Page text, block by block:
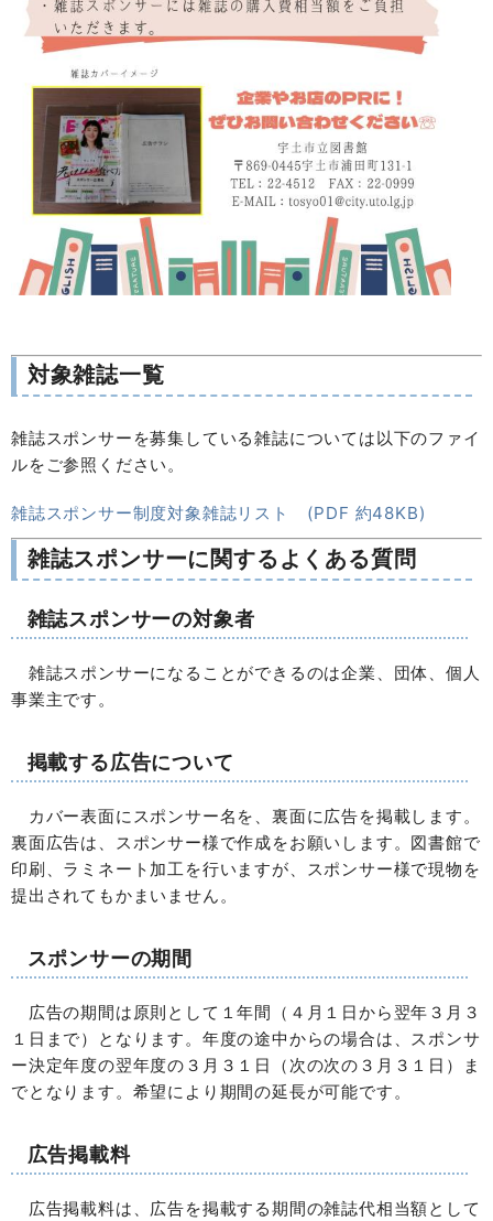
対象雑誌一覧
雑誌スポンサーを募集している雑誌については以下のファイ
ルをご参照ください。
雑誌スポンサー制度対象雑誌リスト (PDF 約48KB)
雑誌スポンサーに関するよくある質問
雑誌スポンサーの対象者
雑誌スポンサーになることができるのは企業、団体、個人
事業主です。
掲載する広告について
カバー表面にスポンサー名を、裏面に広告を掲載します。
裏面広告は、スポンサー様で作成をお願いします。図書館で
印刷、ラミネート加工を行いますが、スポンサー様で現物を
提出されてもかまいません。
スポンサーの期間
広告の期間は原則として１年間（４月１日から翌年３月３
１日まで）となります。年度の途中からの場合は、スポンサ
ー決定年度の翌年度の３月３１日（次の次の３月３１日）ま
でとなります。希望により期間の延長が可能です。
広告掲載料
広告掲載料は、広告を掲載する期間の雑誌代相当額として